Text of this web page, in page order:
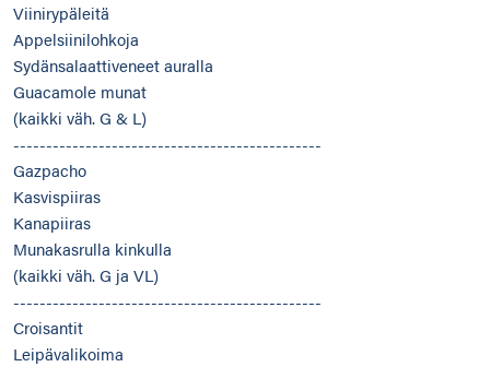
Viinirypäleitä
Appelsiinilohkoja
Sydänsalaattiveneet auralla
Guacamole munat
(kaikki väh. G & L)
-----------------------------------------------
Gazpacho
Kasvispiiras
Kanapiiras
Munakasrulla kinkulla
(kaikki väh. G ja VL)
-----------------------------------------------
Croisantit
Leipävalikoima